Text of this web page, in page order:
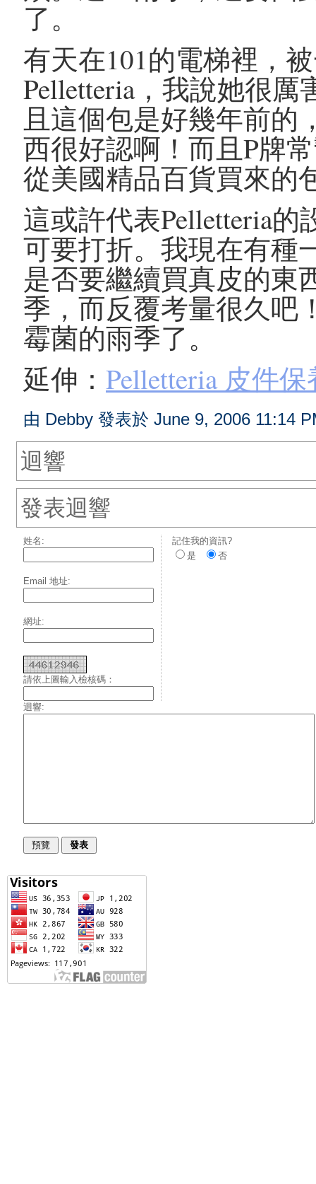
了。
有天在101的電梯裡，
Pelletteria，我說她很
且這個包是好幾年前的
西很好認啊！而且P牌
從美國精品百貨買來的
這或許代表Pelletteria
可要打折。我現在有種
是否要繼續買真皮的東
季，而反覆考量很久吧
霉菌的雨季了。
延伸： Pelletteria 皮件
由 Debby 發表於 June 9, 2006 11:14
迴響
發表迴響
姓名:
Email 地址:
網址:
請依上圖輸入檢核碼：
記住我的資訊?
是
否
迴響: